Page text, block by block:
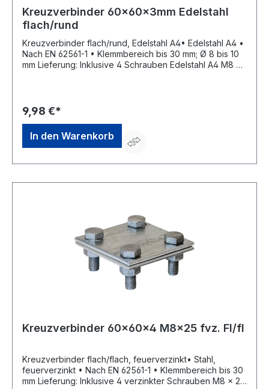
Kreuzverbinder 60x60x3mm Edelstahl
flach/rund
Kreuzverbinder flach/rund, Edelstahl A4• Edelstahl A4 •
Nach EN 62561-1 • Klemmbereich bis 30 mm; Ø 8 bis 10
mm Lieferung: Inklusive 4 Schrauben Edelstahl A4 M8 x
9,98 €*
In den Warenkorb
Kreuzverbinder 60x60x4 M8x25 fvz. Fl/fl
Kreuzverbinder flach/flach, feuerverzinkt• Stahl,
feuerverzinkt • Nach EN 62561-1 • Klemmbereich bis 30
mm Lieferung: Inklusive 4 verzinkter Schrauben M8 x 25